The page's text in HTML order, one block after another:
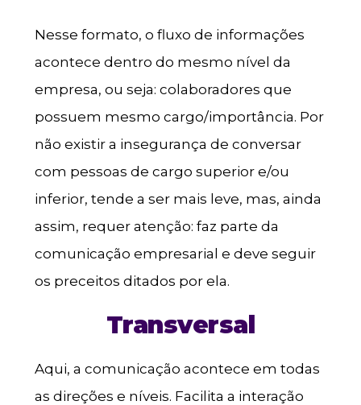
Nesse formato, o fluxo de informações
acontece dentro do mesmo nível da
empresa, ou seja: colaboradores que
possuem mesmo cargo/importância. Por
não existir a insegurança de conversar
com pessoas de cargo superior e/ou
inferior, tende a ser mais leve, mas, ainda
assim, requer atenção: faz parte da
comunicação empresarial e deve seguir
os preceitos ditados por ela.
Transversal
Aqui, a comunicação acontece em todas
as direções e níveis. Facilita a interação